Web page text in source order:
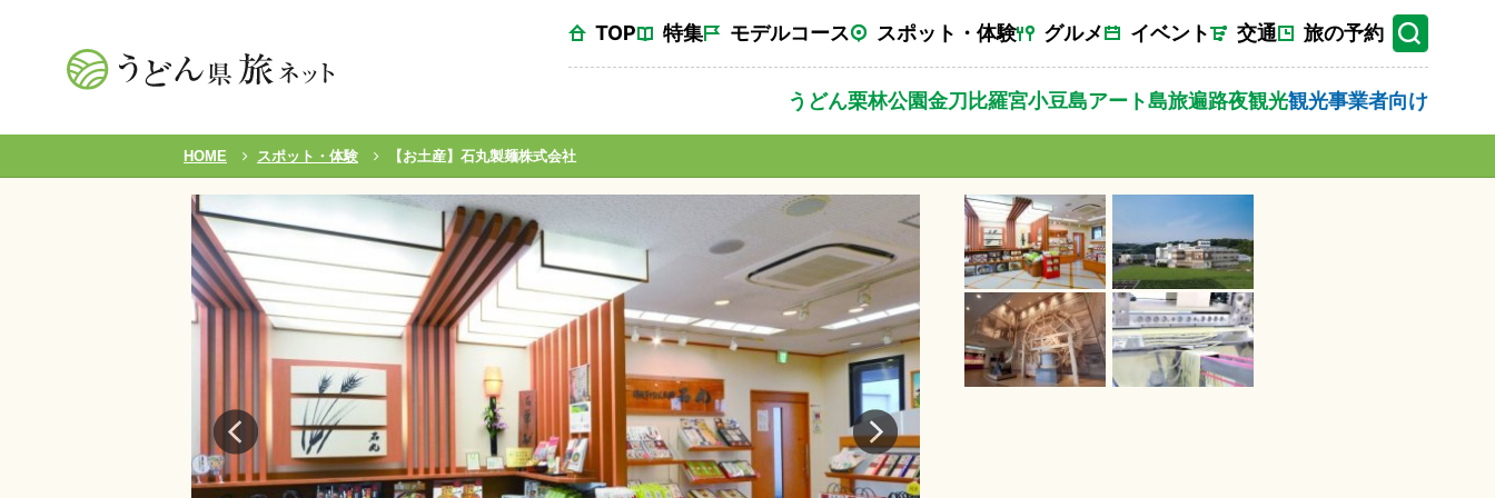
TOP 特集 モデルコース スポット・体験 グルメ イベント 交通 旅の予約
うどん栗林公園金刀比羅宮小豆島アート島旅遍路夜観光観光事業者向け
HOME スポット・体験 【お土産】石丸製麺株式会社